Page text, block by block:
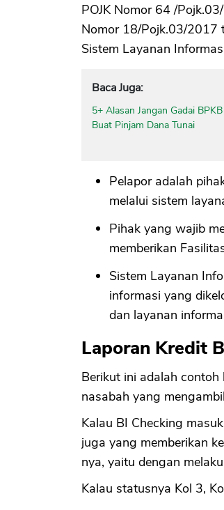
POJK Nomor 64 /
Nomor 18/Pojk.03/2017
Sistem Layanan
Baca Juga:
5+ Alasan Jangan Gadai BPKB
Buat Pinjam Dana Tunai
Pelapor adalah
melalui sistem
Pihak yang wajib
memberikan
Sistem Layanan
informasi yang
dan layanan
Laporan Kredit
Berikut ini adalah contoh
nasabah yang
Kalau BI Checking
juga yang memberikan
nya, yaitu dengan
Kalau statusnya Kol 3,